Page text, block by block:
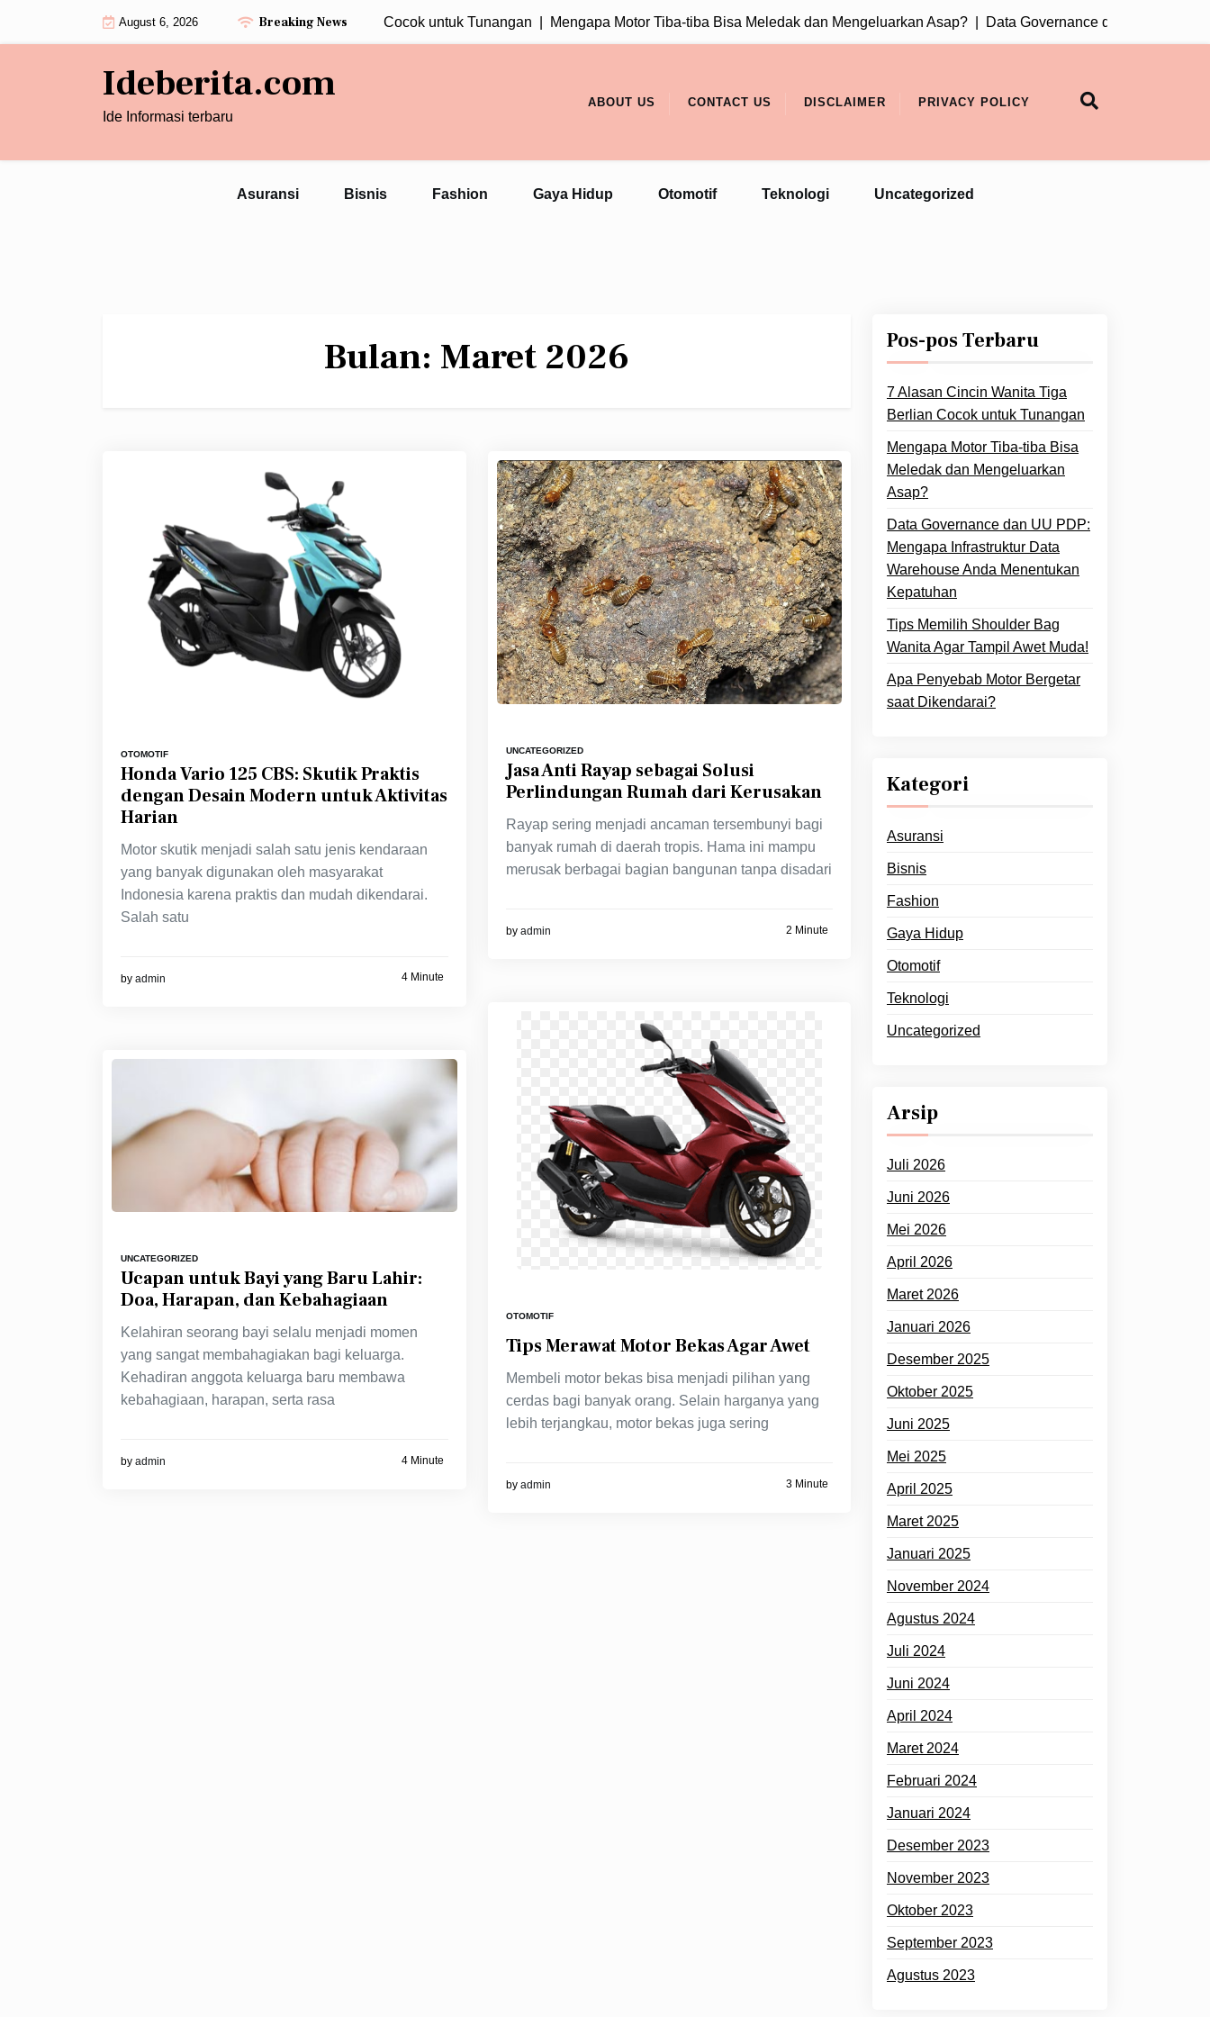
August 6, 2026 Breaking News
7 Alasan Cincin Wanita Tiga Berlian Cocok untuk Tunangan |Mengapa Motor Tiba-tiba Bisa Meledak dan Mengeluarkan Asap? |Data Governance dan UU PDP:
Ideberita.com
Ide Informasi terbaru
ABOUT US CONTACT US DISCLAIMER PRIVACY POLICY
Asuransi Bisnis Fashion Gaya Hidup Otomotif Teknologi Uncategorized
Bulan: Maret 2026
OTOMOTIF
Honda Vario 125 CBS: Skutik Praktis
dengan Desain Modern untuk Aktivitas
Harian
Motor skutik menjadi salah satu jenis kendaraan
yang banyak digunakan oleh masyarakat
Indonesia karena praktis dan mudah dikendarai.
Salah satu
by admin 4 Minute
UNCATEGORIZED
Jasa Anti Rayap sebagai Solusi
Perlindungan Rumah dari Kerusakan
Rayap sering menjadi ancaman tersembunyi bagi
banyak rumah di daerah tropis. Hama ini mampu
merusak berbagai bagian bangunan tanpa disadari
by admin 2 Minute
OTOMOTIF
Tips Merawat Motor Bekas Agar Awet
Membeli motor bekas bisa menjadi pilihan yang
cerdas bagi banyak orang. Selain harganya yang
lebih terjangkau, motor bekas juga sering
by admin 3 Minute
UNCATEGORIZED
Ucapan untuk Bayi yang Baru Lahir:
Doa, Harapan, dan Kebahagiaan
Kelahiran seorang bayi selalu menjadi momen
yang sangat membahagiakan bagi keluarga.
Kehadiran anggota keluarga baru membawa
kebahagiaan, harapan, serta rasa
by admin 4 Minute
Pos-pos Terbaru
7 Alasan Cincin Wanita Tiga
Berlian Cocok untuk Tunangan
Mengapa Motor Tiba-tiba Bisa
Meledak dan Mengeluarkan
Asap?
Data Governance dan UU PDP:
Mengapa Infrastruktur Data
Warehouse Anda Menentukan
Kepatuhan
Tips Memilih Shoulder Bag
Wanita Agar Tampil Awet Muda!
Apa Penyebab Motor Bergetar
saat Dikendarai?
Kategori
Asuransi
Bisnis
Fashion
Gaya Hidup
Otomotif
Teknologi
Uncategorized
Arsip
Juli 2026
Juni 2026
Mei 2026
April 2026
Maret 2026
Januari 2026
Desember 2025
Oktober 2025
Juni 2025
Mei 2025
April 2025
Maret 2025
Januari 2025
November 2024
Agustus 2024
Juli 2024
Juni 2024
April 2024
Maret 2024
Februari 2024
Januari 2024
Desember 2023
November 2023
Oktober 2023
September 2023
Agustus 2023